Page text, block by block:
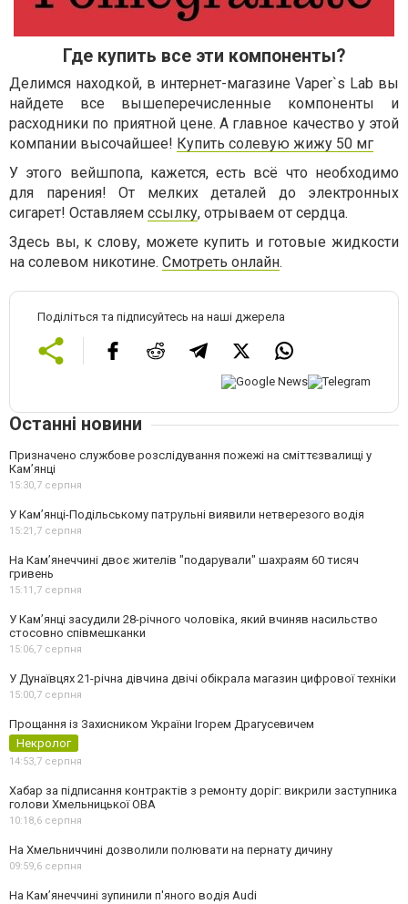
Где купить все эти компоненты?
Делимся находкой, в интернет-магазине Vaper`s Lab вы
найдете все вышеперечисленные компоненты и
расходники по приятной цене. А главное качество у этой
компании высочайшее! Купить солевую жижу 50 мг
У этого вейшпопа, кажется, есть всё что необходимо
для парения! От мелких деталей до электронных
сигарет! Оставляем ссылку, отрываем от сердца.
Здесь вы, к слову, можете купить и готовые жидкости
на солевом никотине. Смотреть онлайн.
Поділіться та підписуйтесь на наші джерела
Останні новини
Призначено службове розслідування пожежі на сміттєзвалищі у
Кам’янці
15:30,7 серпня
У Кам’янці-Подільському патрульні виявили нетверезого водія
15:21,7 серпня
На Камʼянеччині двоє жителів "подарували" шахраям 60 тисяч
гривень
15:11,7 серпня
У Камʼянці засудили 28-річного чоловіка, який вчиняв насильство
стосовно співмешканки
15:06,7 серпня
У Дунаївцях 21-річна дівчина двічі обікрала магазин цифрової техніки
15:00,7 серпня
Прощання із Захисником України Ігорем Драгусевичем
Некролог
14:53,7 серпня
Хабар за підписання контрактів з ремонту доріг: викрили заступника
голови Хмельницької ОВА
10:18,6 серпня
На Хмельниччині дозволили полювати на пернату дичину
09:59,6 серпня
На Камʼянеччині зупинили п'яного водія Audi